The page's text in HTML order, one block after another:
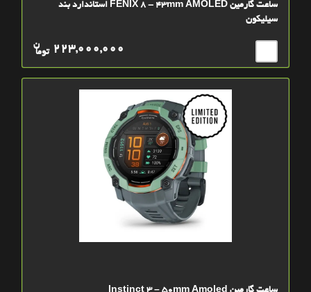
ساعت گارمین FENIX 8 - 43mm AMOLED استاندارد بند
سیلیکون
توما
ن 223,000,000